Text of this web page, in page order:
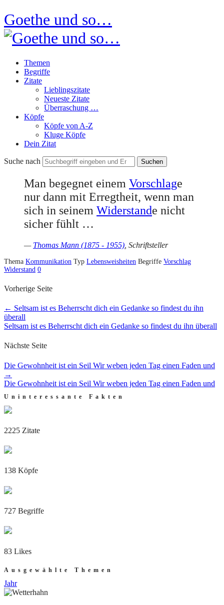
Goethe und so…
Themen
Begriffe
Zitate
Lieblingszitate
Neueste Zitate
Überraschung …
Köpfe
Köpfe von A-Z
Kluge Köpfe
Dein Zitat
Suche nach
Man begegnet einem Vorschlage
nur dann mit Erregtheit, wenn man
sich in seinem Widerstande nicht
sicher fühlt …
— Thomas Mann (1875 - 1955) , Schriftsteller
Thema Kommunikation Typ Lebensweisheiten Begriffe Vorschlag
Widerstand 0
Vorherige Seite
← Seltsam ist es Beherrscht dich ein Gedanke so findest du ihn
überall
Seltsam ist es Beherrscht dich ein Gedanke so findest du ihn überall
Nächste Seite
Die Gewohnheit ist ein Seil Wir weben jeden Tag einen Faden und
→
Die Gewohnheit ist ein Seil Wir weben jeden Tag einen Faden und
Uninteressante Fakten
2225 Zitate
138 Köpfe
727 Begriffe
83 Likes
Ausgewählte Themen
Jahr